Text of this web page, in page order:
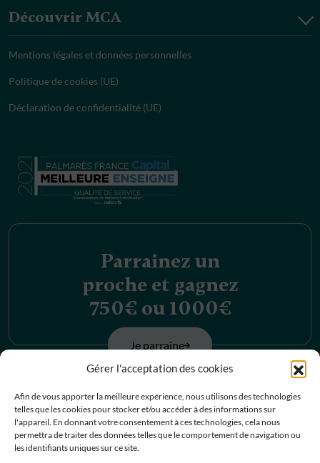
Gérer l'acceptation des cookies
Afin de vous apporter la meilleure expérience, nous utilisons des technologies
telles que les cookies pour stocker et/ou accéder à des informations sur
l'appareil. En donnant votre consentement à ces technologies, cela nous
permettra de traiter des données telles que le comportement de navigation ou
les identifiants uniques sur ce site.
Découvrir MCA
Mentions légales et données personnelles
Politique de cookies (UE)
Déclaration de confidentialité (UE)
Parrainez un
proche et gagnez
750€ ou 1000€
Je parraine
Découvrez nos
offres d’emplois